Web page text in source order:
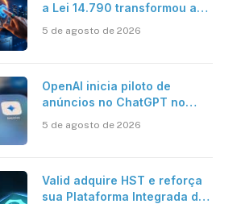
a Lei 14.790 transformou a
mercado brasileiro
5 de agosto de 2026
OpenAI inicia piloto de
anúncios no ChatGPT no
5 de agosto de 2026
Valid adquire HST e reforça
sua Plataforma Integrada de